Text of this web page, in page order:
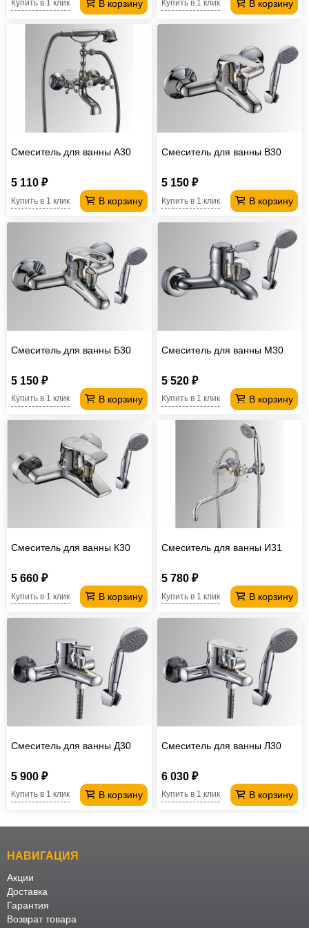
В корзину
Купить в 1 клик В корзину
Купить в 1 клик
Смеситель для ванны А30
5 110 ₽
В корзину
Купить в 1 клик
Смеситель для ванны В30
5 150 ₽
В корзину
Купить в 1 клик
Смеситель для ванны Б30
5 150 ₽
В корзину
Купить в 1 клик
Смеситель для ванны М30
5 520 ₽
В корзину
Купить в 1 клик
Смеситель для ванны К30
5 660 ₽
В корзину
Купить в 1 клик
Смеситель для ванны И31
5 780 ₽
В корзину
Купить в 1 клик
Смеситель для ванны Д30
5 900 ₽
В корзину
Купить в 1 клик
Смеситель для ванны Л30
6 030 ₽
В корзину
Купить в 1 клик
НАВИГАЦИЯ
Акции
Доставка
Гарантия
Возврат товара